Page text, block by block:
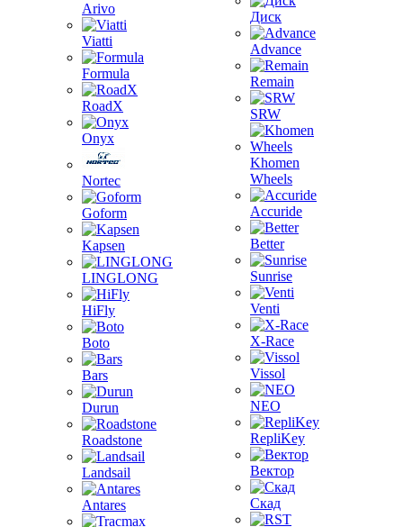
Arivo
Viatti
Formula
RoadX
Onyx
Nortec
Goform
Kapsen
LINGLONG
HiFly
Boto
Bars
Durun
Roadstone
Landsail
Antares
Диск
Advance
Remain
SRW
Khomen
Wheels
Accuride
Better
Sunrise
Venti
X-Race
Vissol
NEO
RepliKey
Вектор
Скад